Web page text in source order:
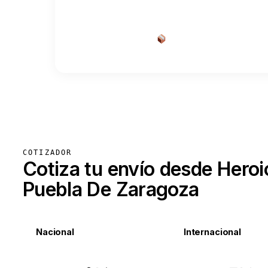
COTIZADOR
Cotiza tu envío desde
Puebla De Zaragoza
Nacional Internacional